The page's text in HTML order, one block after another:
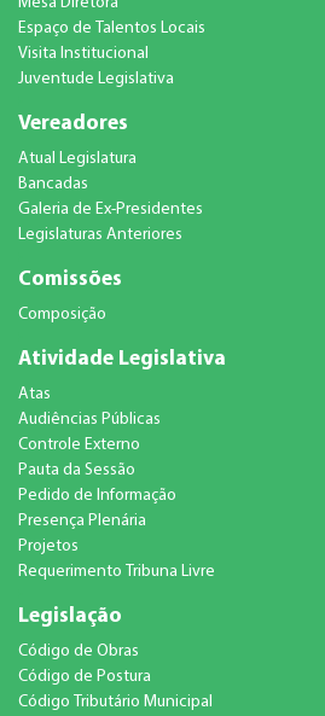
Espaço de Talentos Locais
Visita Institucional
Juventude Legislativa
Vereadores
Atual Legislatura
Bancadas
Galeria de Ex-Presidentes
Legislaturas Anteriores
Comissões
Composição
Atividade Legislativa
Atas
Audiências Públicas
Controle Externo
Pauta da Sessão
Pedido de Informação
Presença Plenária
Projetos
Requerimento Tribuna Livre
Legislação
Código de Obras
Código de Postura
Código Tributário Municipal